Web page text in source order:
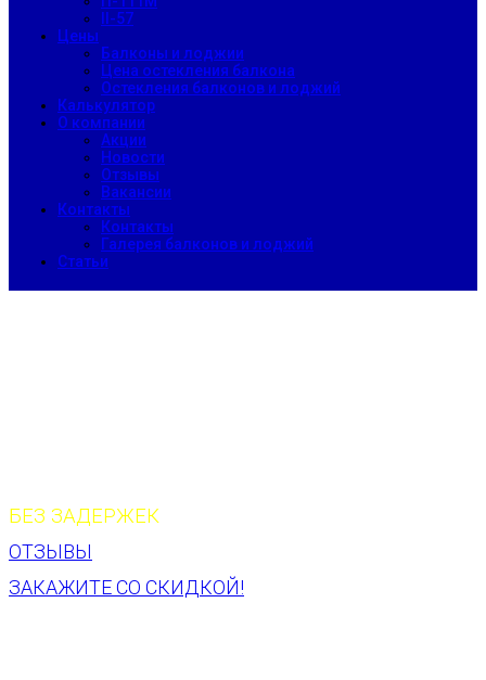
II-57
Цены
Балконы и лоджии
Цена остекления балкона
Остекления балконов и лоджий
Калькулятор
О компании
Акции
Новости
Отзывы
Вакансии
Контакты
Контакты
Галерея балконов и лоджий
Статьи
БЕЗ ЗАДЕРЖЕК
ОТЗЫВЫ
ЗАКАЖИТЕ СО СКИДКОЙ!